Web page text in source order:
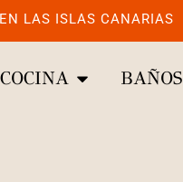
LAS ISLAS CANARIAS
COCINA BAÑOS